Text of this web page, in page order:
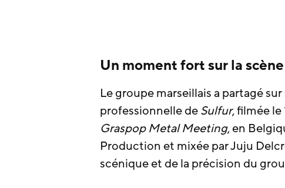
Un moment fort sur la
Le groupe marseillais a partagé
professionnelle deSulfur, filmée
Graspop Metal Meeting, en
Production et mixée par Juju
scénique et de la précision du